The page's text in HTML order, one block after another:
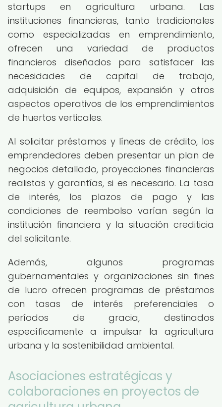
startups en agricultura urbana. Las
instituciones financieras, tanto tradicionales
como especializadas en emprendimiento,
ofrecen una variedad de productos
financieros diseñados para satisfacer las
necesidades de capital de trabajo,
adquisición de equipos, expansión y otros
aspectos operativos de los emprendimientos
de huertos verticales.
Al solicitar préstamos y líneas de crédito, los
emprendedores deben presentar un plan de
negocios detallado, proyecciones financieras
realistas y garantías, si es necesario. La tasa
de interés, los plazos de pago y las
condiciones de reembolso varían según la
institución financiera y la situación crediticia
del solicitante.
Además, algunos programas
gubernamentales y organizaciones sin fines
de lucro ofrecen programas de préstamos
con tasas de interés preferenciales o
períodos de gracia, destinados
específicamente a impulsar la agricultura
urbana y la sostenibilidad ambiental.
Asociaciones estratégicas y
colaboraciones en proyectos de